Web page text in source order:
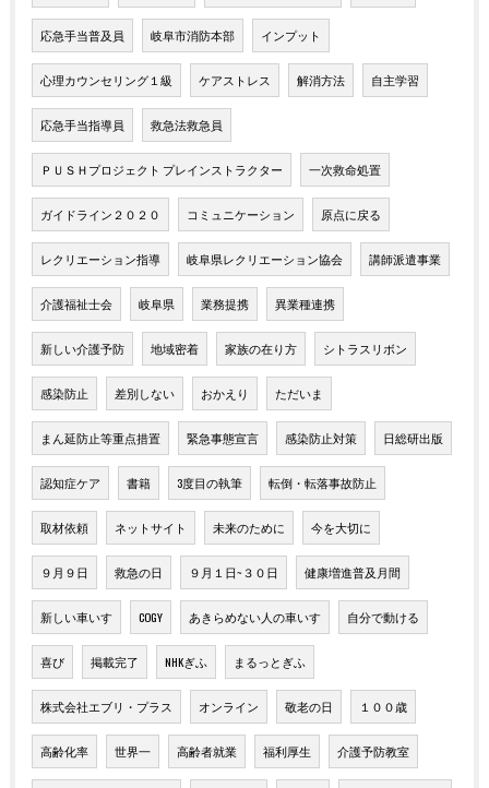
応急手当普及員 岐阜市消防本部 インプット
心理カウンセリング１級 ケアストレス 解消方法 自主学習
応急手当指導員 救急法救急員
ＰＵＳＨプロジェクト プレインストラクター 一次救命処置
ガイドライン２０２０ コミュニケーション 原点に戻る
レクリエーション指導 岐阜県レクリエーション協会 講師派遣事業
介護福祉士会 岐阜県 業務提携 異業種連携
新しい介護予防 地域密着 家族の在り方 シトラスリボン
感染防止 差別しない おかえり ただいま
まん延防止等重点措置 緊急事態宣言 感染防止対策 日総研出版
認知症ケア 書籍 3度目の執筆 転倒・転落事故防止
取材依頼 ネットサイト 未来のために 今を大切に
９月９日 救急の日 ９月１日~３０日 健康増進普及月間
新しい車いす COGY あきらめない人の車いす 自分で動ける
喜び 掲載完了 NHKぎふ まるっとぎふ
株式会社エブリ・プラス オンライン 敬老の日 １００歳
高齢化率 世界一 高齢者就業 福利厚生 介護予防教室